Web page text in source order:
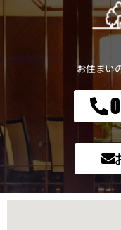
お住まい